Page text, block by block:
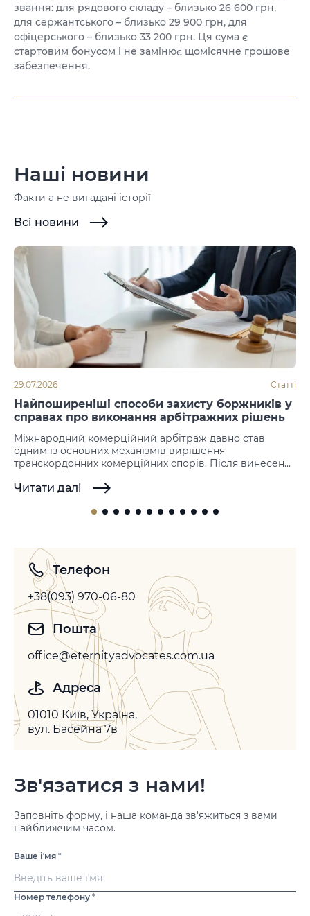
звання: для рядового складу – близько 26 600 грн,
для сержантського – близько 29 900 грн, для
офіцерського – близько 33 200 грн. Ця сума є
стартовим бонусом і не замінює щомісячне грошове
забезпечення.
Наші новини
Факти а не вигадані історії
Всі новини
29.07.2026 Статті
Найпоширеніші способи захисту боржників у
справах про виконання арбітражних рішень
Міжнародний комерційний арбітраж давно став
одним із основних механізмів вирішення
транскордонних комерційних спорів. Після винесення
виконання. Саме на цій стадії нерідко виникають
допустити або відтермінувати виконання іноземних
спору по суті, однак допускає…
Читати далі
Телефон
+38(093) 970-06-80
Пошта
office@eternityadvocates.com.ua
Адреса
01010 Київ, Україна,
вул. Басейна 7в
Зв'язатися з нами!
Заповніть форму, і наша команда зв'яжиться з вами
найближчим часом.
Ваше іʼмя *
Номер телефону *